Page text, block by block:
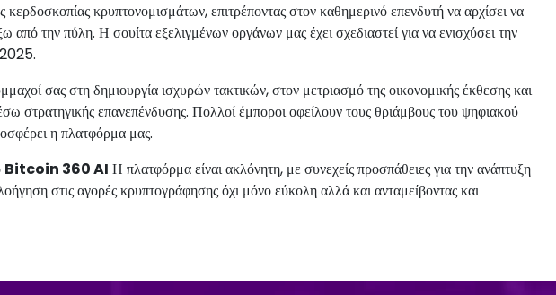
κερδοσκοπίας κρυπτονομισμάτων, επιτρέποντας στον καθημερινό επενδυτή να αρχίσει να
από την πύλη. Η σουίτα εξελιγμένων οργάνων μας έχει σχεδιαστεί για να ενισχύσει την
σας στη δημιουργία ισχυρών τακτικών, στον μετριασμό της οικονομικής έκθεσης και
στρατηγικής επανεπένδυσης. Πολλοί έμποροι οφείλουν τους θριάμβους του ψηφιακού
η πλατφόρμα μας.
Bitcoin 360 AI Η πλατφόρμα είναι ακλόνητη, με συνεχείς προσπάθειες για την ανάπτυξη
στις αγορές κρυπτογράφησης όχι μόνο εύκολη αλλά και ανταμείβοντας και